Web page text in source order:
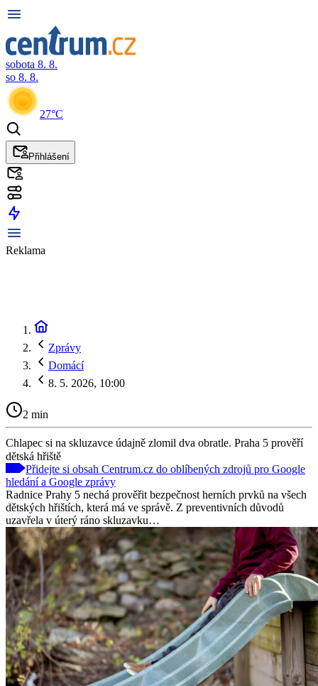
sobota 8. 8.
so 8. 8.
27°C
Přihlášení
Reklama
Zprávy
Domácí
8. 5. 2026, 10:00
2 min
Chlapec si na skluzavce údajně zlomil dva obratle. Praha 5 prověří
dětská hřiště
Přidejte si obsah Centrum.cz do oblíbených zdrojů pro Google
hledání a Google zprávy
Radnice Prahy 5 nechá prověřit bezpečnost herních prvků na všech
dětských hřištích, která má ve správě. Z preventivních důvodů
uzavřela v úterý ráno skluzavku…